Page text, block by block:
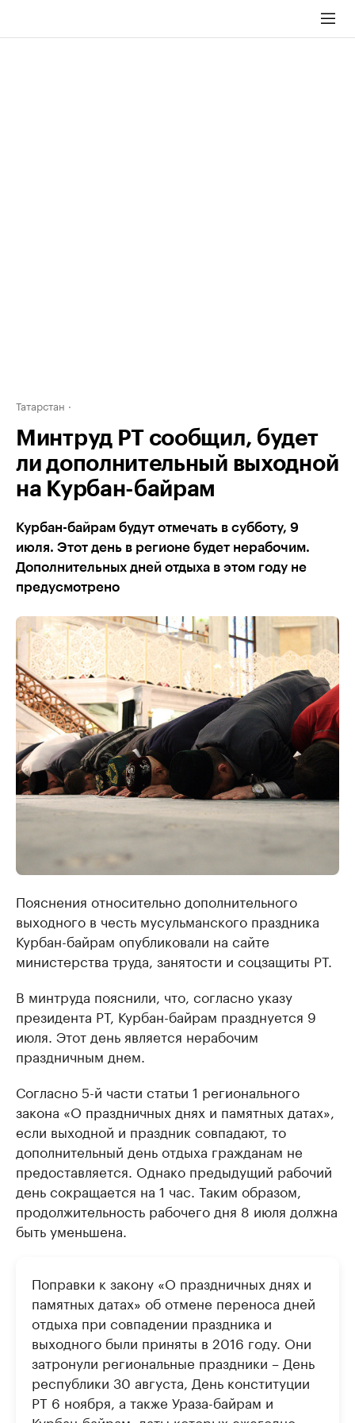
Татарстан
Минтруд РТ сообщил, будет
ли дополнительный выходной
на Курбан-байрам
Курбан-байрам будут отмечать в субботу, 9
июля. Этот день в регионе будет нерабочим.
Дополнительных дней отдыха в этом году не
предусмотрено
Пояснения относительно дополнительного
выходного в честь мусульманского праздника
Курбан-байрам опубликовали на сайте
министерства труда, занятости и соцзащиты РТ.
В минтруда пояснили, что, согласно указу
президента РТ, Курбан-байрам празднуется 9
июля. Этот день является нерабочим
праздничным днем.
Согласно 5-й части статьи 1 регионального
закона «О праздничных днях и памятных датах»,
если выходной и праздник совпадают, то
дополнительный день отдыха гражданам не
предоставляется. Однако предыдущий рабочий
день сокращается на 1 час. Таким образом,
продолжительность рабочего дня 8 июля должна
быть уменьшена.
Поправки к закону «О праздничных днях и
памятных датах» об отмене переноса дней
отдыха при совпадении праздника и
выходного были приняты в 2016 году. Они
затронули региональные праздники – День
республики 30 августа, День конституции
РТ 6 ноября, а также Ураза-байрам и